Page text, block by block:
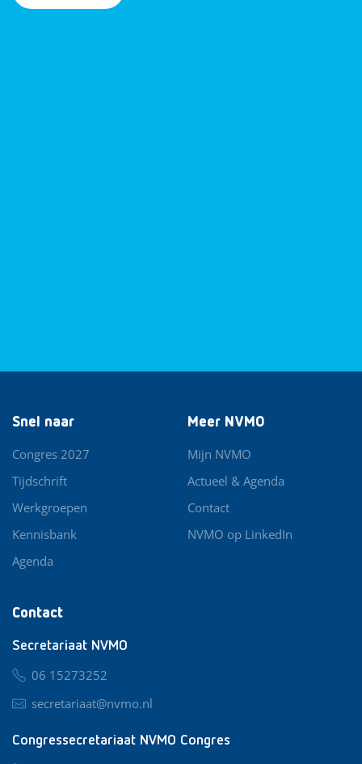
Contact
Secretariaat NVMO
06 15273252
secretariaat@nvmo.nl
Congressecretariaat NVMO Congres
Snel naar
Congres 2027
Tijdschrift
Werkgroepen
Kennisbank
Agenda
Meer NVMO
Mijn NVMO
Actueel & Agenda
Contact
NVMO op LinkedIn